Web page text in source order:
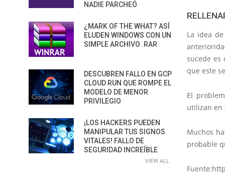
La idea
sucede es
que este
El
utilizan en
Muchos
probable
NADIE PARCHEÓ
¿MARK OF THE WHAT? ASÍ
ELUDEN WINDOWS CON UN
SIMPLE ARCHIVO .RAR
DESCUBREN FALLO EN GCP
CLOUD RUN QUE ROMPE EL
MODELO DE MENOR
PRIVILEGIO
¡LOS HACKERS PUEDEN
MANIPULAR TUS SIGNOS
VITALES! FALLO DE
SEGURIDAD INCREÍBLE
VIEW ALL